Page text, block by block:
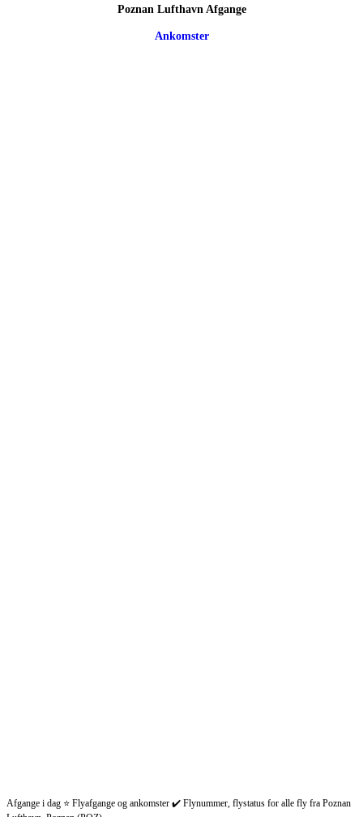
Poznan Lufthavn Afgange
Ankomster
Afgange i dag ⭐ Flyafgange og ankomster ✔️ Flynummer, flystatus for alle fly fra Poznan